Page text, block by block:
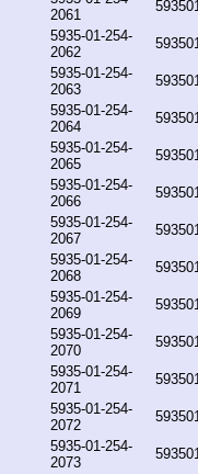
2061
5935-01-254-
2062
5935-01-254-
2063
5935-01-254-
2064
5935-01-254-
2065
5935-01-254-
2066
5935-01-254-
2067
5935-01-254-
2068
5935-01-254-
2069
5935-01-254-
2070
5935-01-254-
2071
5935-01-254-
2072
5935-01-254-
2073